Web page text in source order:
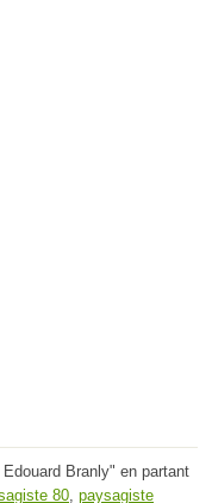
Branly" en partant
80, paysagiste